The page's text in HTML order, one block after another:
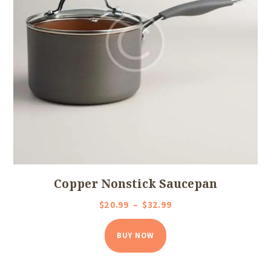
Copper Nonstick Saucepan
$20 99 – $32 99
BUY NOW